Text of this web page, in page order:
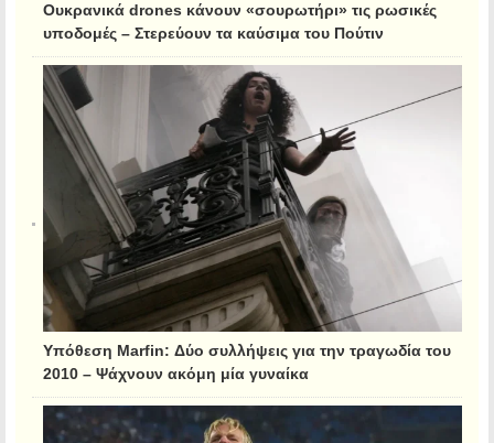
Ουκρανικά drones κάνουν «σουρωτήρι» τις ρωσικές
υποδομές – Στερεύουν τα καύσιμα του Πούτιν
Υπόθεση Marfin: Δύο συλλήψεις για την τραγωδία του
2010 – Ψάχνουν ακόμη μία γυναίκα